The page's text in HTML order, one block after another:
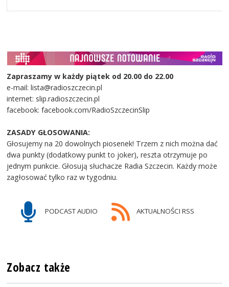
Zapraszamy w każdy piątek od 20.00 do 22.00
e-mail: lista@radioszczecin.pl
internet: slip.radioszczecin.pl
facebook: facebook.com/RadioSzczecinSlip
ZASADY GŁOSOWANIA:
Głosujemy na 20 dowolnych piosenek! Trzem z nich można dać
dwa punkty (dodatkowy punkt to joker), reszta otrzymuje po
jednym punkcie. Głosują słuchacze Radia Szczecin. Każdy może
zagłosować tylko raz w tygodniu.
PODCAST AUDIO AKTUALNOŚCI RSS
Zobacz także